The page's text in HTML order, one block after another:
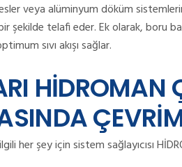
veya alüminyum döküm
şekilde telafi eder.Ek olarak, boru
sıvı akışı sağlar.
HİDROMAN
her şey için sistem sağlayıcısı